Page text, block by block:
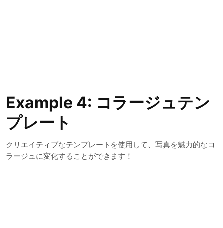
Example 4: コラージュテン
プレート
クリエイティブなテンプレートを使用して、写真を魅力的なコ
ラージュに変化することができます！